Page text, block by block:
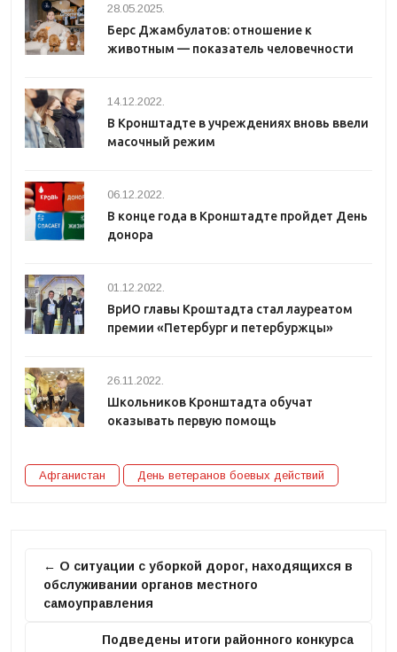
28.05.2025.
Берс Джамбулатов: отношение к
животным — показатель человечности
14.12.2022.
В Кронштадте в учреждениях вновь ввели
масочный режим
06.12.2022.
В конце года в Кронштадте пройдет День
донора
01.12.2022.
ВрИО главы Кроштадта стал лауреатом
премии «Петербург и петербуржцы»
26.11.2022.
Школьников Кронштадта обучат
оказывать первую помощь
Афганистан День ветеранов боевых действий
← О ситуации с уборкой дорог, находящихся в
обслуживании органов местного
самоуправления
Подведены итоги районного конкурса